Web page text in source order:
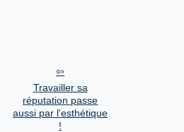
Travailler sa
réputation passe
aussi par l'esthétique
!